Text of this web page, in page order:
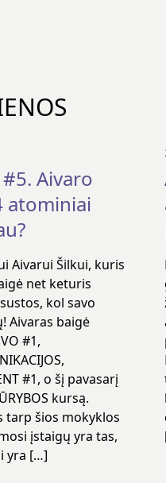
#5. Aivaro
atominiai
Aivarui Šilkui, kuris
net keturis
kol savo
Aivaras baigė
#1,
#1, o šį pavasarį
kursą.
tarp šios mokyklos
įstaigų yra tas,
yra […]